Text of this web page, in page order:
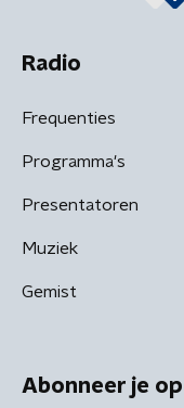
Radio
Frequenties
Programma's
Presentatoren
Muziek
Gemist
Abonneer je